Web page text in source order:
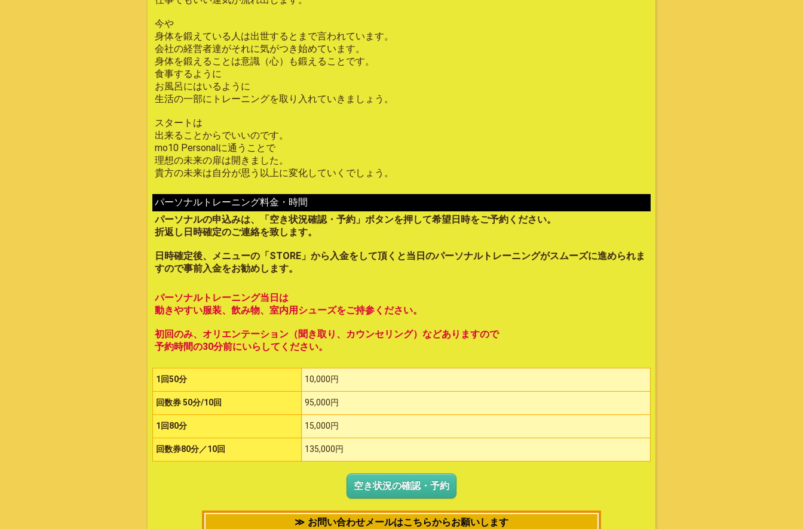
今や
身体を鍛えている人は出世するとまで言われています。
会社の経営者達がそれに気がつき始めています。
身体を鍛えることは意識（心）も鍛えることです。
食事するように
お風呂にはいるように
生活の一部にトレーニングを取り入れていきましょう。
スタートは
出来ることからでいいのです。
mo10 Personalに通うことで
理想の未来の扉は開きました。
貴方の未来は自分が思う以上に変化していくでしょう。
パーソナルトレーニング料金・時間
パーソナルの申込みは、「空き状況確認・予約」ボタンを押して希望日時をご予約ください。
折返し日時確定のご連絡を致します。
日時確定後、メニューの「STORE」から入金をして頂くと当日のパーソナルトレーニングがスムーズに進められま
すので事前入金をお勧めします。
パーソナルトレーニング当日は
動きやすい服装、飲み物、室内用シューズをご持参ください。
初回のみ、オリエンテーション（聞き取り、カウンセリング）などありますので
予約時間の30分前にいらしてください。
1回50分 10,000円
回数券 50分/10回 95,000円
1回80分 15,000円
回数券80分／10回 135,000円
空き状況の確認・予約
お問い合わせメールはこちらからお願いします